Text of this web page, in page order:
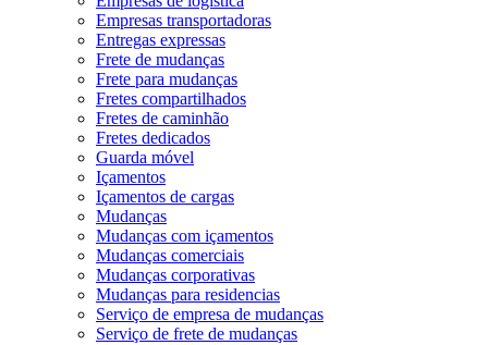
Empresas transportadoras
Entregas expressas
Frete de mudanças
Frete para mudanças
Fretes compartilhados
Fretes de caminhão
Fretes dedicados
Guarda móvel
Içamentos
Içamentos de cargas
Mudanças
Mudanças com içamentos
Mudanças comerciais
Mudanças corporativas
Mudanças para residencias
Serviço de empresa de mudanças
Serviço de frete de mudanças